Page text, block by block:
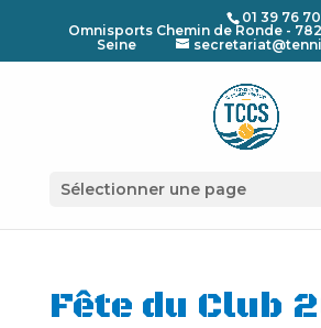
01 39 76
Omnisports Chemin de Ronde -
Seine
Sélectionner une page
Fête du Club